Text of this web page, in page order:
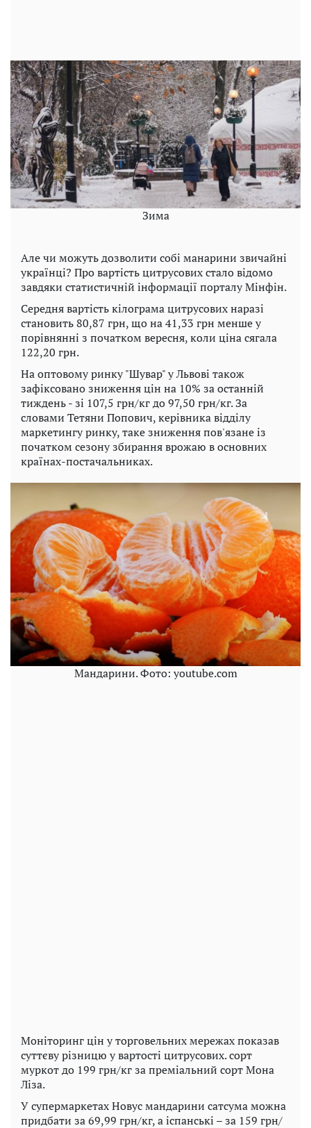
Зима
Але чи можуть дозволити собі манарини звичайні
українці? Про вартість цитрусових стало відомо
завдяки статистичній інформації порталу Мінфін.
Середня вартість кілограма цитрусових наразі
становить 80,87 грн, що на 41,33 грн менше у
порівнянні з початком вересня, коли ціна сягала
122,20 грн.
На оптовому ринку "Шувар" у Львові також
зафіксовано зниження цін на 10% за останній
тиждень - зі 107,5 грн/кг до 97,50 грн/кг. За
словами Тетяни Попович, керівника відділу
маркетингу ринку, таке зниження пов'язане із
початком сезону збирання врожаю в основних
країнах-постачальниках.
Мандарини. Фото: youtube.com
Моніторинг цін у торговельних мережах показав
суттєву різницю у вартості цитрусових. сорт
муркот до 199 грн/кг за преміальний сорт Мона
Ліза.
У супермаркетах Новус мандарини сатсума можна
придбати за 69,99 грн/кг, а іспанські – за 159 грн/